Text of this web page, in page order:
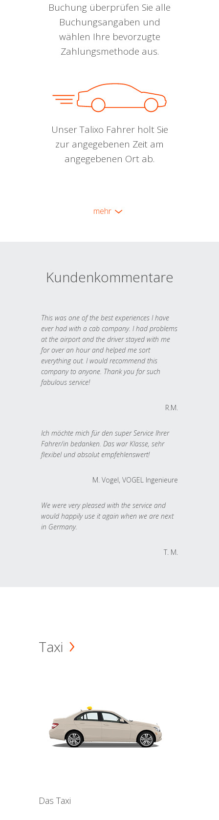
Buchung überprüfen Sie alle
Buchungsangaben und
wählen Ihre bevorzugte
Zahlungsmethode aus.
Unser Talixo Fahrer holt Sie
zur angegebenen Zeit am
angegebenen Ort ab.
mehr
Kundenkommentare
This was one of the best experiences I have
ever had with a cab company. I had problems
at the airport and the driver stayed with me
for over an hour and helped me sort
everything out. I would recommend this
company to anyone. Thank you for such
fabulous service!
R.M.
Ich möchte mich für den super Service Ihrer
Fahrer/in bedanken. Das war Klasse, sehr
flexibel und absolut empfehlenswert!
M. Vogel, VOGEL Ingenieure
We were very pleased with the service and
would happily use it again when we are next
in Germany.
T. M.
Taxi
Das Taxi